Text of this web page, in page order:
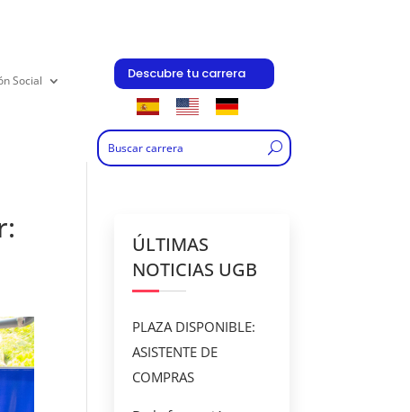
Social Descubre tu carrera
ÚLTIMAS
NOTICIAS UGB
PLAZA DISPONIBLE:
ASISTENTE DE
COMPRAS